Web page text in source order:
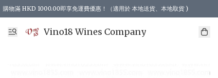
購物滿 HKD 1000.00即享免運費優惠！（適用於 本地送貨、本地取貨 )
Vino18 Wines Company